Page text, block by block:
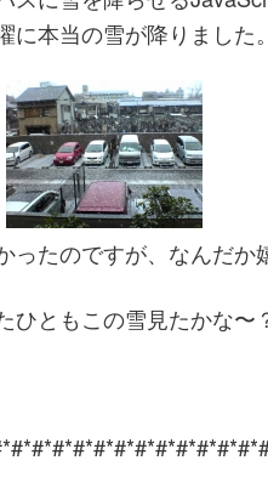
に本当の雪が降りました
ったのですが、なんだか
ひともこの雪見たかな〜